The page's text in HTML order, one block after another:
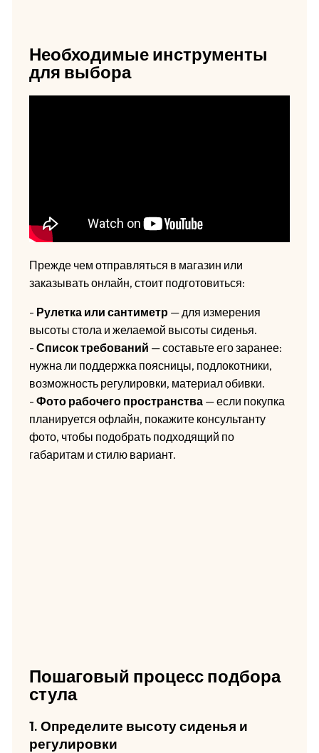
Необходимые инструменты
для выбора
Прежде чем отправляться в магазин или
заказывать онлайн, стоит подготовиться:
- Рулетка или сантиметр— для измерения
высоты стола и желаемой высоты сиденья.
- Список требований — составьте его заранее:
нужна ли поддержка поясницы, подлокотники,
возможность регулировки, материал обивки.
- Фото рабочего пространства— если покупка
планируется офлайн, покажите консультанту
фото, чтобы подобрать подходящий по
габаритам и стилю вариант.
Пошаговый процесс подбора
стула
1. Определите высоту сиденья и
регулировки